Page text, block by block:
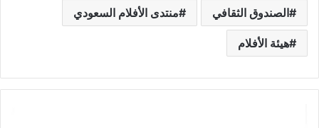
الصندوق الثقافي منتدى الأفلام السعودي
هيئة الأفلام